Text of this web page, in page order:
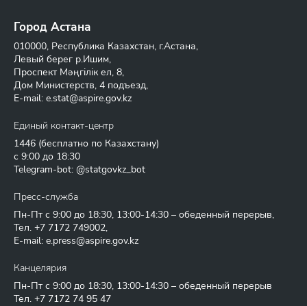
Город Астана
010000, Республика Казахстан, г.Астана,
Левый берег р.Ишим,
Проспект Мәңгілік ел, 8,
Дом Министерств, 4 подъезд,
E-mail: e.stat@aspire.gov.kz
Единый контакт-центр
1446 (бесплатно по Казахстану)
с 9:00 до 18:30
Telegram-bot: @statgovkz_bot
Пресс-служба
Пн-Пт с 9:00 до 18:30, 13:00-14:30 – обеденный перерыв,
Тел. +7 7172 749002,
E-mail: e.press@aspire.gov.kz
Канцелярия
Пн-Пт с 9:00 до 18:30, 13:00-14:30 – обеденный перерыв
Тел. +7 7172 74 95 47